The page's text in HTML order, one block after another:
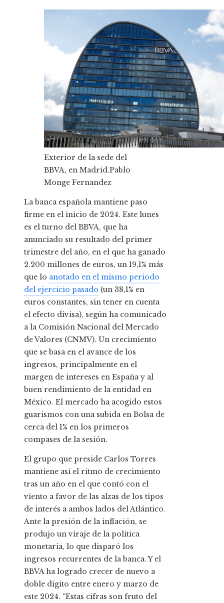
Exterior de la sede del
BBVA, en Madrid.Pablo
Monge Fernandez
La banca española mantiene paso
firme en el inicio de 2024. Este lunes
es el turno del BBVA, que ha
anunciado su resultado del primer
trimestre del año, en el que ha ganado
2.200 millones de euros, un 19,1% más
que lo anotado en el mismo periodo
del ejercicio pasado (un 38,1% en
euros constantes, sin tener en cuenta
el efecto divisa), según ha comunicado
a la Comisión Nacional del Mercado
de Valores (CNMV). Un crecimiento
que se basa en el avance de los
ingresos, principalmente en el
margen de intereses en España y al
buen rendimiento de la entidad en
México. El mercado ha acogido estos
guarismos con una subida en Bolsa de
cerca del 1% en los primeros
compases de la sesión.
El grupo que preside Carlos Torres
mantiene así el ritmo de crecimiento
tras un año en el que contó con el
viento a favor de las alzas de los tipos
de interés a ambos lados del Atlántico.
Ante la presión de la inflación, se
produjo un viraje de la política
monetaria, lo que disparó los
ingresos recurrentes de la banca. Y el
BBVA ha logrado crecer de nuevo a
doble dígito entre enero y marzo de
este 2024. “Estas cifras son fruto del